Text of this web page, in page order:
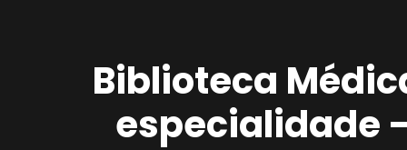
Biblioteca
especialidade